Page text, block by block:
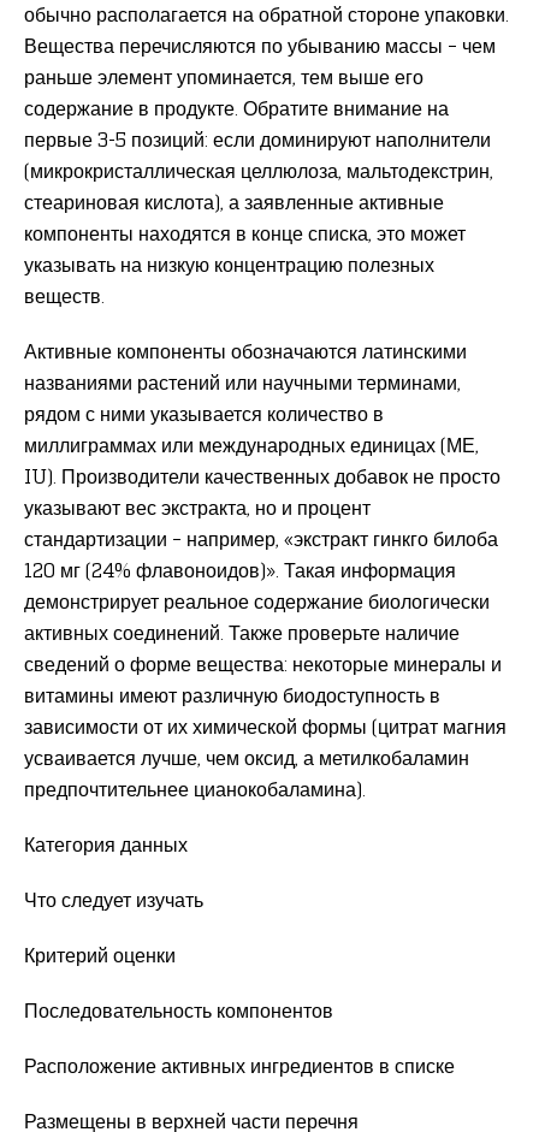
обычно располагается на обратной стороне упаковки.
Вещества перечисляются по убыванию массы – чем
раньше элемент упоминается, тем выше его
содержание в продукте. Обратите внимание на
первые 3-5 позиций: если доминируют наполнители
(микрокристаллическая целлюлоза, мальтодекстрин,
стеариновая кислота), а заявленные активные
компоненты находятся в конце списка, это может
указывать на низкую концентрацию полезных
веществ.
Активные компоненты обозначаются латинскими
названиями растений или научными терминами,
рядом с ними указывается количество в
миллиграммах или международных единицах (МЕ,
IU). Производители качественных добавок не просто
указывают вес экстракта, но и процент
стандартизации – например, «экстракт гинкго билоба
120 мг (24% флавоноидов)». Такая информация
демонстрирует реальное содержание биологически
активных соединений. Также проверьте наличие
сведений о форме вещества: некоторые минералы и
витамины имеют различную биодоступность в
зависимости от их химической формы (цитрат магния
усваивается лучше, чем оксид, а метилкобаламин
предпочтительнее цианокобаламина).
Категория данных
Что следует изучать
Критерий оценки
Последовательность компонентов
Расположение активных ингредиентов в списке
Размещены в верхней части перечня